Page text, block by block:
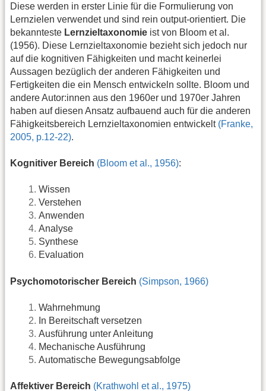
Diese werden in erster Linie für die Formulierung von
Lernzielen verwendet und sind rein output-orientiert. Die
bekannteste Lernzieltaxonomie ist von Bloom et al.
(1956). Diese Lernzieltaxonomie bezieht sich jedoch nur
auf die kognitiven Fähigkeiten und macht keinerlei
Aussagen bezüglich der anderen Fähigkeiten und
Fertigkeiten die ein Mensch entwickeln sollte. Bloom und
andere Autor:innen aus den 1960er und 1970er Jahren
haben auf diesen Ansatz aufbauend auch für die anderen
Fähigkeitsbereich Lernzieltaxonomien entwickelt (Franke,
2005, p.12-22).
Kognitiver Bereich (Bloom et al., 1956):
Wissen
Verstehen
Anwenden
Analyse
Synthese
Evaluation
Psychomotorischer Bereich (Simpson, 1966)
Wahrnehmung
In Bereitschaft versetzen
Ausführung unter Anleitung
Mechanische Ausführung
Automatische Bewegungsabfolge
Affektiver Bereich (Krathwohl et al., 1975)